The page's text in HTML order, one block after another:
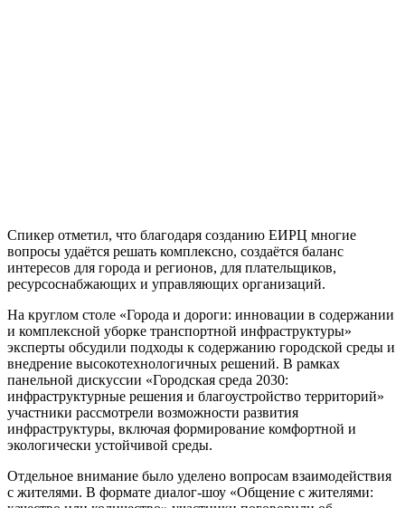
Спикер отметил, что благодаря созданию ЕИРЦ многие
вопросы удаётся решать комплексно, создаётся баланс
интересов для города и регионов, для плательщиков,
ресурсоснабжающих и управляющих организаций.
На круглом столе «Города и дороги: инновации в содержании
и комплексной уборке транспортной инфраструктуры»
эксперты обсудили подходы к содержанию городской среды и
внедрение высокотехнологичных решений. В рамках
панельной дискуссии «Городская среда 2030:
инфраструктурные решения и благоустройство территорий»
участники рассмотрели возможности развития
инфраструктуры, включая формирование комфортной и
экологически устойчивой среды.
Отдельное внимание было уделено вопросам взаимодействия
с жителями. В формате диалог-шоу «Общение с жителями: